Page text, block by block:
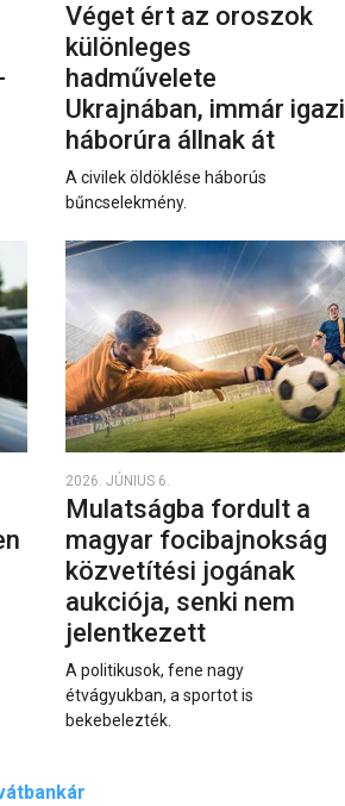
Véget ért az oroszok
különleges
hadművelete
Ukrajnában, immár igazi
háborúra állnak át
A civilek öldöklése háborús
bűncselekmény.
2026. JÚNIUS 6.
Mulatságba fordult a
magyar focibajnokság
közvetítési jogának
aukciója, senki nem
jelentkezett
A politikusok, fene nagy
étvágyukban, a sportot is
bekebelezték.